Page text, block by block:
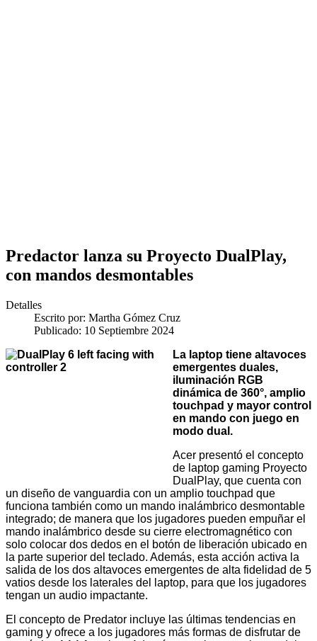
Predactor lanza su Proyecto DualPlay,
con mandos desmontables
Detalles
Escrito por: Martha Gómez Cruz
Publicado: 10 Septiembre 2024
La laptop tiene altavoces
emergentes duales,
iluminación RGB
dinámica de 360°, amplio
touchpad y mayor control
en mando con juego en
modo dual.
Acer presentó el concepto
de laptop gaming Proyecto
DualPlay, que cuenta con
un diseño de vanguardia con un amplio touchpad que
funciona también como un mando inalámbrico desmontable
integrado; de manera que los jugadores pueden empuñar el
mando inalámbrico desde su cierre electromagnético con
solo colocar dos dedos en el botón de liberación ubicado en
la parte superior del teclado. Además, esta acción activa la
salida de los dos altavoces emergentes de alta fidelidad de 5
vatios desde los laterales del laptop, para que los jugadores
tengan un audio impactante.
El concepto de Predator incluye las últimas tendencias en
gaming y ofrece a los jugadores más formas de disfrutar de